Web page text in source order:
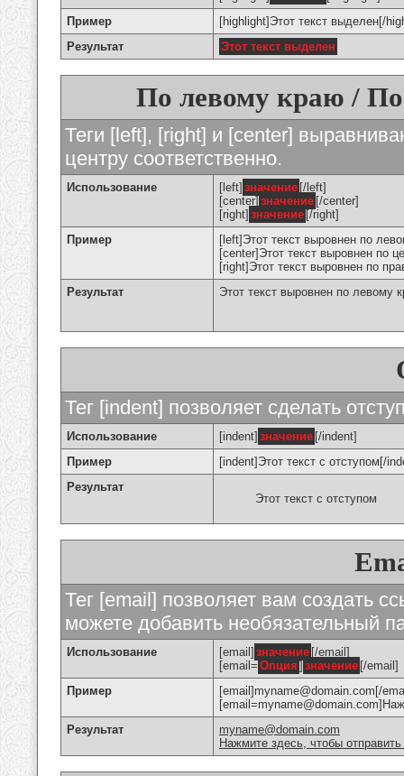
Пример
[highlight]Этот текст выделен[/
Результат
Этот текст выделен
По левому краю /
Теги [left], [right] и [center]
центру соответственно.
Использование [left] значение [/left]
[center] значение [/center]
[right] значение [/right]
Пример
[left]Этот текст выровнен по
[center]Этот текст выровнен по
[right]Этот текст выровнен по
Результат
Этот текст выровнен по левому
Тег [indent] позволяет сделать
Использование [indent] значение [/indent]
Пример
[indent]Этот текст с отступом[/
Результат
Этот текст с отступом
Тег [email] позволяет вам создать
можете добавить необязательный
Использование [email] значение [/email]
[email= Опция ] значение [/email]
Пример
[email]myname@domain.com[/
Результат
myname@domain.com
Нажмите здесь, чтобы